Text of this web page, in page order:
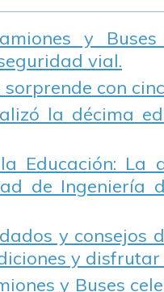
y
vial.
sorprende con
la décima
Educación: La
de Ingeniería
y consejos
y disfrutar
y Buses